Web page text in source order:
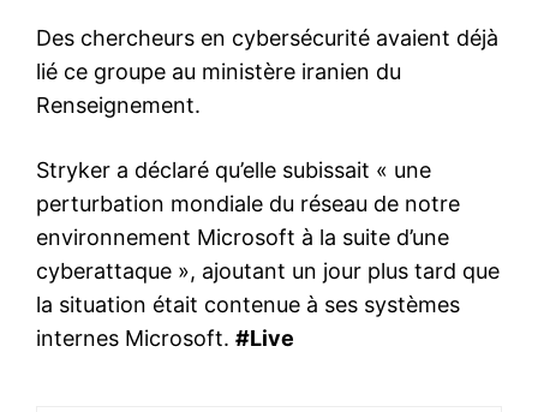
Des chercheurs en cybersécurité avaient déjà
lié ce groupe au ministère iranien du
Renseignement.
Stryker a déclaré qu’elle subissait « une
perturbation mondiale du réseau de notre
environnement Microsoft à la suite d’une
cyberattaque », ajoutant un jour plus tard que
la situation était contenue à ses systèmes
internes Microsoft. #Live